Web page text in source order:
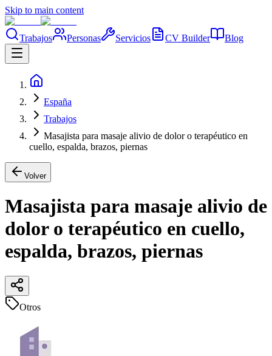
Skip to main content
Trabajos Personas Servicios CV Builder Blog
España
Trabajos
Masajista para masaje alivio de dolor o terapéutico en
cuello, espalda, brazos, piernas
Volver
Masajista para masaje alivio de
dolor o terapéutico en cuello,
espalda, brazos, piernas
Otros